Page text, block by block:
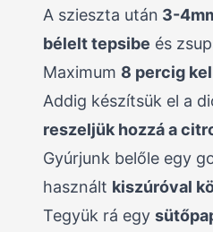
A szieszta után 3-
bélelt tepsibe és
Maximum 8 percig
Addig készítsük el a
reszeljük hozzá a
Gyúrjunk belőle egy
használt kiszúróval
Tegyük rá egy